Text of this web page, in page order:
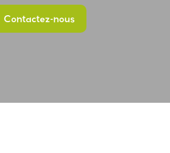
Contactez-nous